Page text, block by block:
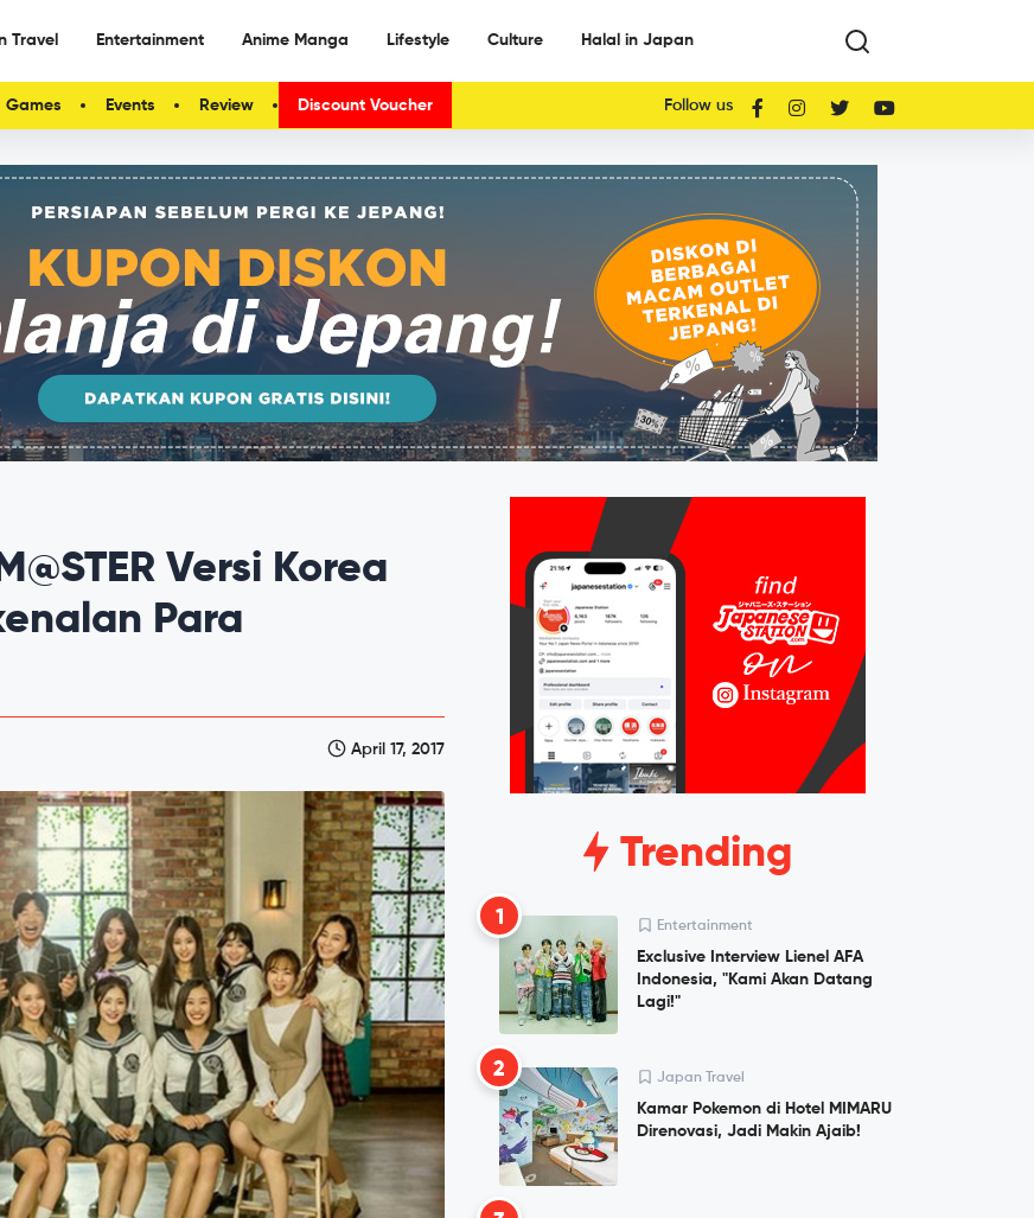
Travel Entertainment Anime Manga Lifestyle Culture Halal in Japan
Games Events Review Discount Voucher Follow us
Versi Korea
Para
April 17, 2017
Trending
1 Entertainment
Exclusive Interview Lienel AFA
Indonesia, "Kami Akan Datang
Lagi!"
2 Japan Travel
Kamar Pokemon di Hotel MIMARU
Direnovasi, Jadi Makin Ajaib!